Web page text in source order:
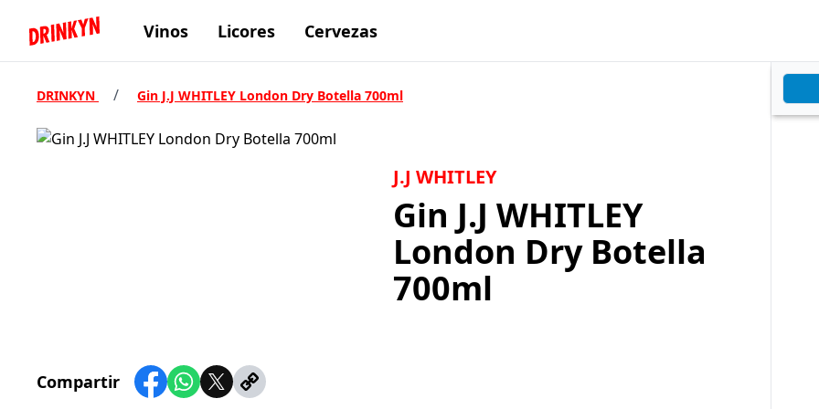
Inicio DrinkynVinos Licores Cervezas
DRINKYN / Gin J.J WHITLEY London Dry Botella 700ml
J.J WHITLEY
Gin J.J WHITLEY
London Dry Botella
700ml
Compartir